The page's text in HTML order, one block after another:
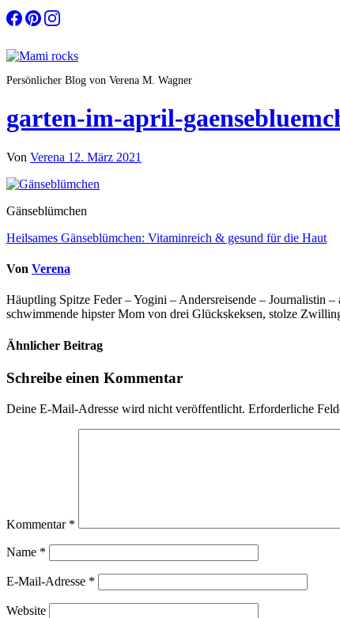
Zum
Inhalt
Persönlicher Blog von Verena M. Wagner
garten-im-april-
Von Verena 12. März 2021
Gänseblümchen
Beitragsnavigation
Heilsames Gänseblümchen: Vitaminreich & gesund für die Haut
Von Verena
Häuptling Spitze Feder – Yogini – Andersreisende – Journalistin
schwimmende hipster Mom von drei Glückskeksen, stolze
Ähnlicher Beitrag
Schreibe einen Kommentar
Deine E-Mail-Adresse wird nicht veröffentlicht. Erforderliche
Kommentar *
Name *
E-Mail-Adresse *
Website